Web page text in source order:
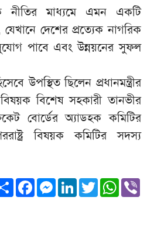
নীতির মাধ্যমে এমন একটি
দেশের প্রত্যেক নাগরিক
পাবে এবং উন্নয়নের সুফল
উপস্থিত ছিলেন প্রধানমন্ত্রীর
বিশেষ সহকারী তানভীর
বোর্ডের অ্যাডহক কমিটির
বিষয়ক কমিটির সদস্য
ShareFacebook
Messenger
LinkedIn
Twitter